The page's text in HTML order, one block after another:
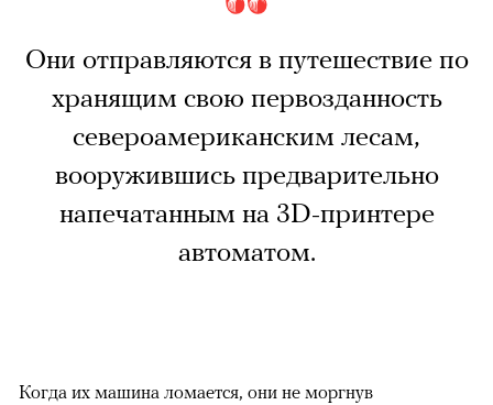
Они отправляются в путешествие по
хранящим свою первозданность
североамериканским лесам,
вооружившись предварительно
напечатанным на 3D-принтере
автоматом.
Когда их машина ломается, они не моргнув